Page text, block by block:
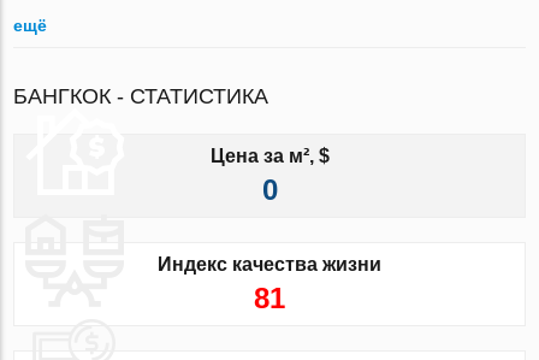
ещё
БАНГКОК - СТАТИСТИКА
Цена за м², $
0
Индекс качества жизни
81